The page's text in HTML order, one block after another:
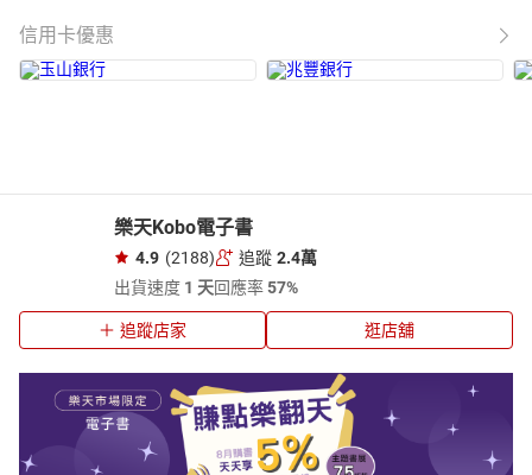
信用卡優惠
樂天Kobo電子書
4.9 (2188) 追蹤 2.4萬
出貨速度 1 天回應率57%
追蹤店家 逛店舖